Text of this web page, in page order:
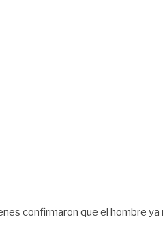
confirmaron que el hombre